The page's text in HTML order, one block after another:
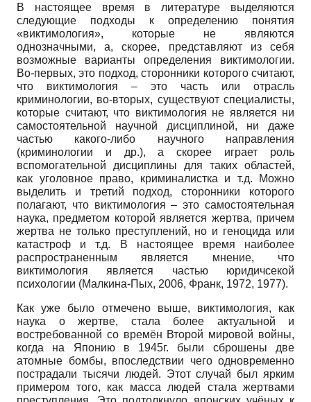
В настоящее время в литературе выделяются
следующие подходы к определению понятия
«виктимология», которые не являются
однозначными, а, скорее, представляют из себя
возможные варианты определения виктимологии.
Во-первых, это подход, сторонники которого считают,
что виктимология – это часть или отрасль
криминологии, во-вторых, существуют специалисты,
которые считают, что виктимология не является ни
самостоятельной научной дисциплиной, ни даже
частью какого-либо научного направления
(криминологии и др.), а скорее играет роль
вспомогательной дисциплины для таких областей,
как уголовное право, криминалистка и т.д. Можно
выделить и третий подход, сторонники которого
полагают, что виктимология – это самостоятельная
наука, предметом которой является жертва, причем
жертва не только преступлений, но и геноцида или
катастроф и т.д. В настоящее время наиболее
распространенным является мнение, что
виктимология является частью юридичсекой
психологии (Малкина-Пых, 2006, Франк, 1972, 1977).
Как уже было отмечено выше, виктимология, как
наука о жертве, стала более актуальной и
востребованной со времён Второй мировой войны,
когда на Японию в 1945г. были сброшены две
атомные бомбы, впоследствии чего одновременно
пострадали тысячи людей. Этот случай был ярким
примером того, как масса людей стала жертвами